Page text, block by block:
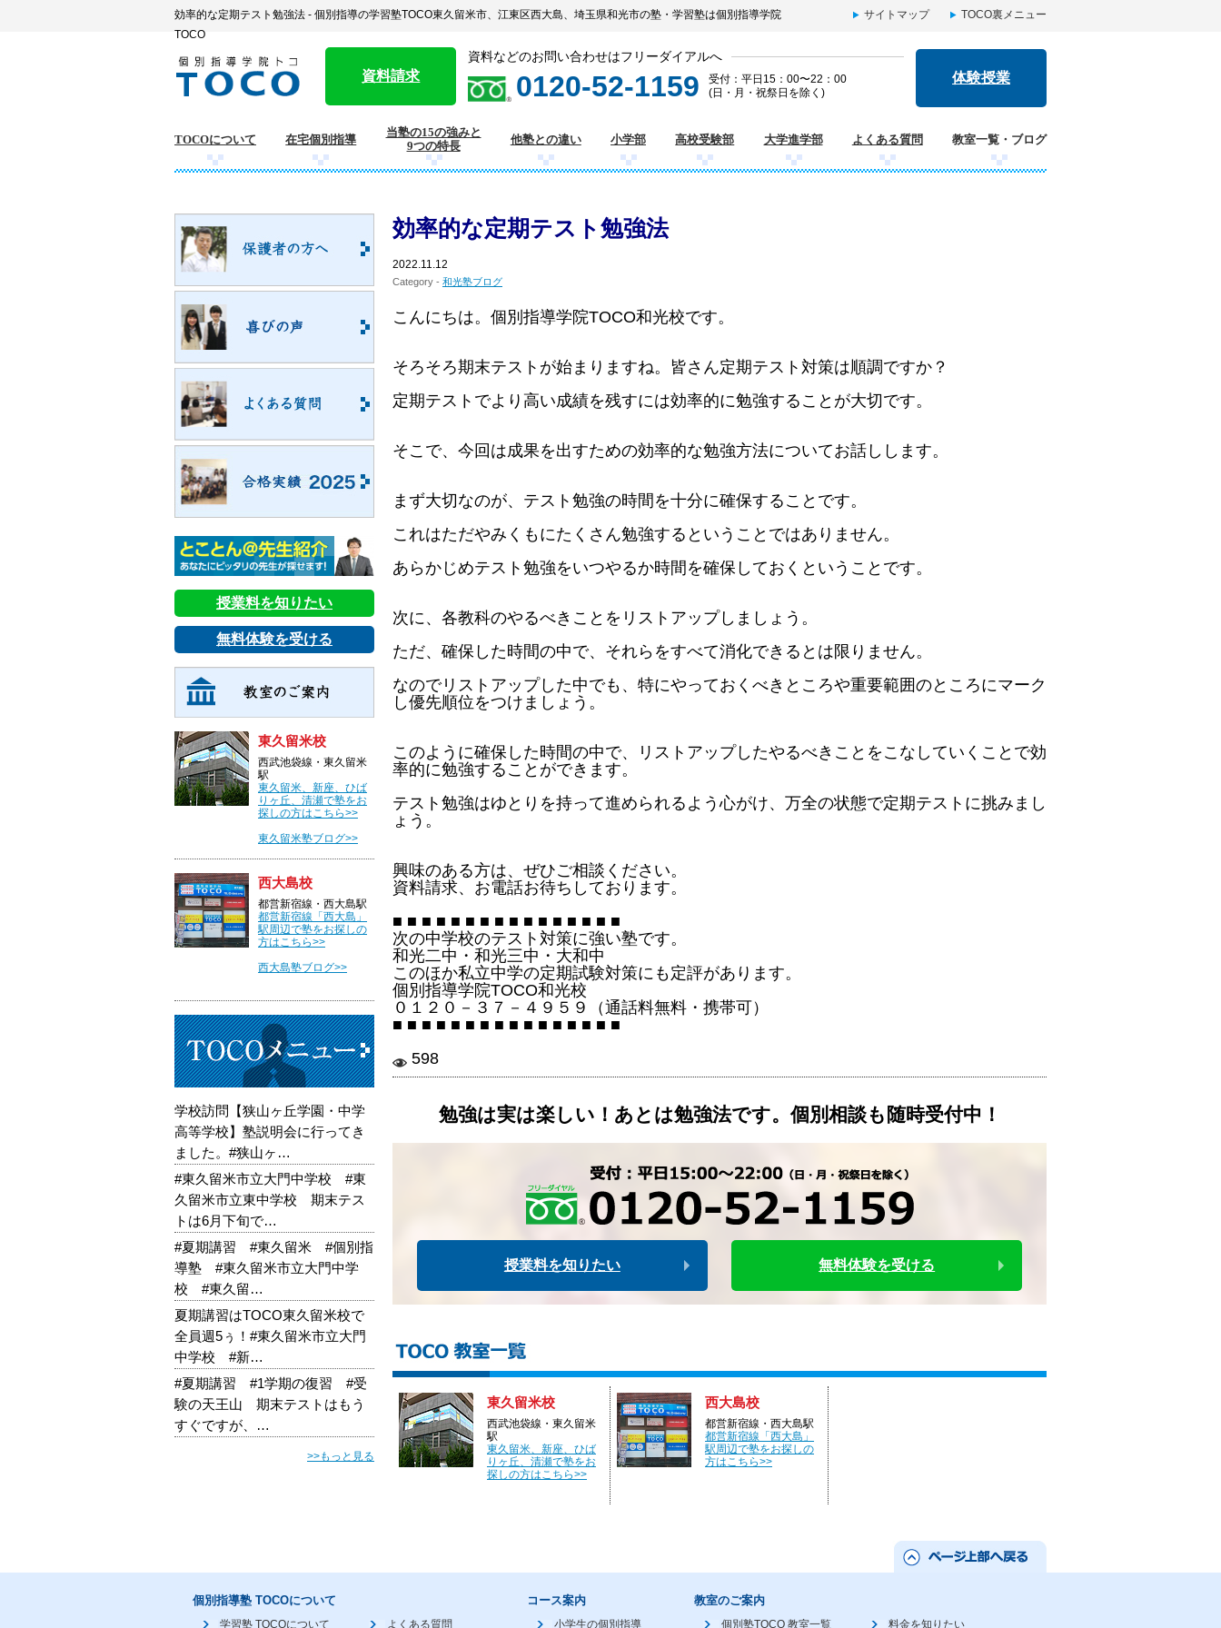
効率的な定期テスト勉強法 - 個別指導の学習塾TOCO東久留米市、江東区西大島、埼玉県和光市の塾・学習塾は個別指導学院
TOCO
サイトマップ TOCO裏メニュー
資料請求
資料などのお問い合わせはフリーダイアルへ
0120-52-1159
受付：平日15：00〜22：00
(日・月・祝祭日を除く)
体験授業
TOCOについて 在宅個別指導
当塾の15の強みと
9つの特長
他塾との違い 小学部 高校受験部 大学進学部 よくある質問 教室一覧・ブログ
効率的な定期テスト勉強法
2022.11.12
Category - 和光塾ブログ
こんにちは。個別指導学院TOCO和光校です。
そろそろ期末テストが始まりますね。皆さん定期テスト対策は順調ですか？
定期テストでより高い成績を残すには効率的に勉強することが大切です。
そこで、今回は成果を出すための効率的な勉強方法についてお話しします。
まず大切なのが、テスト勉強の時間を十分に確保することです。
これはただやみくもにたくさん勉強するということではありません。
あらかじめテスト勉強をいつやるか時間を確保しておくということです。
次に、各教科のやるべきことをリストアップしましょう。
ただ、確保した時間の中で、それらをすべて消化できるとは限りません。
なのでリストアップした中でも、特にやっておくべきところや重要範囲のところにマーク
し優先順位をつけましょう。
このように確保した時間の中で、リストアップしたやるべきことをこなしていくことで効
率的に勉強することができます。
テスト勉強はゆとりを持って進められるよう心がけ、万全の状態で定期テストに挑みまし
ょう。
興味のある方は、ぜひご相談ください。
資料請求、お電話お待ちしております。
■ ■ ■ ■ ■ ■ ■ ■ ■ ■ ■ ■ ■ ■ ■ ■
次の中学校のテスト対策に強い塾です。
和光二中・和光三中・大和中
このほか私立中学の定期試験対策にも定評があります。
個別指導学院TOCO和光校
０１２０－３７－４９５９（通話料無料・携帯可）
■ ■ ■ ■ ■ ■ ■ ■ ■ ■ ■ ■ ■ ■ ■ ■
598
勉強は実は楽しい！あとは勉強法です。個別相談も随時受付中！
授業料を知りたい 無料体験を受ける
東久留米校
西武池袋線・東久留米
駅
東久留米、新座、ひば
りヶ丘、清瀬で塾をお
探しの方はこちら>>
西大島校
都営新宿線・西大島駅
都営新宿線「西大島」
駅周辺で塾をお探しの
方はこちら>>
授業料を知りたい
無料体験を受ける
東久留米校
西武池袋線・東久留米
駅
東久留米、新座、ひば
りヶ丘、清瀬で塾をお
探しの方はこちら>>
東久留米塾ブログ>>
西大島校
都営新宿線・西大島駅
都営新宿線「西大島」
駅周辺で塾をお探しの
方はこちら>>
西大島塾ブログ>>
学校訪問【狭山ヶ丘学園・中学
高等学校】塾説明会に行ってき
ました。#狭山ヶ…
#東久留米市立大門中学校 #東
久留米市立東中学校 期末テス
トは6月下旬で…
#夏期講習 #東久留米 #個別指
導塾 #東久留米市立大門中学
校 #東久留…
夏期講習はTOCO東久留米校で
全員週5ぅ！#東久留米市立大門
中学校 #新…
#夏期講習 #1学期の復習 #受
験の天王山 期末テストはもう
すぐですが、…
>>もっと見る
個別指導塾 TOCOについて
学習塾 TOCOについて
よくある質問
コース案内
小学生の個別指導
教室のご案内
個別塾TOCO 教室一覧
料金を知りたい